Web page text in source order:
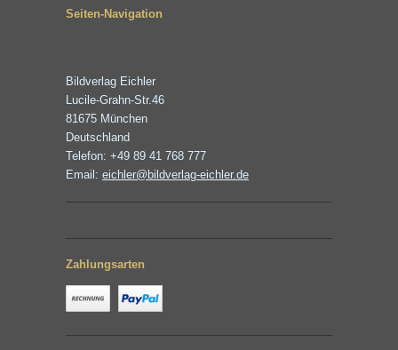
Seiten-Navigation
Bildverlag Eichler
Lucile-Grahn-Str.46
81675 München
Deutschland
Telefon: +49 89 41 768 777
Email: eichler@bildverlag-eichler.de
Zahlungsarten